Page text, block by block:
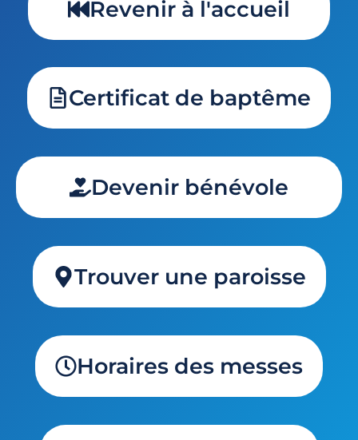
Revenir à l'accueil
Certificat de baptême
Devenir bénévole
Trouver une paroisse
Horaires des messes